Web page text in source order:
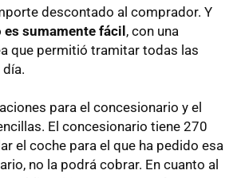
descontado al comprador. Y
es sumamente fácil , con una
que permitió tramitar todas las
para el concesionario y el
El concesionario tiene 270
el coche para el que ha pedido esa
no la podrá cobrar. En cuanto al